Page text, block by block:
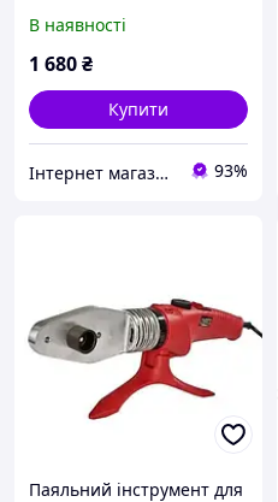
В наявності
1 680₴
Купити
Інтернет магазин "МотоВело" - найкраща техніка для вас! 93%
Паяльний інструмент для